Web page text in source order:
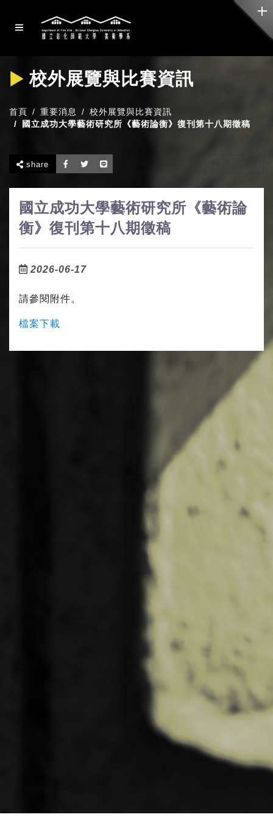
校外展覽與比賽資訊
首頁 重要消息
校外展覽與比賽資訊
國立成功大學藝術研究所《藝術論衡》復刊第十八期徵稿
share
國立成功大學藝術研究所《藝術論
衡》復刊第十八期徵稿
2026-06-17
請參閱附件。
檔案下載